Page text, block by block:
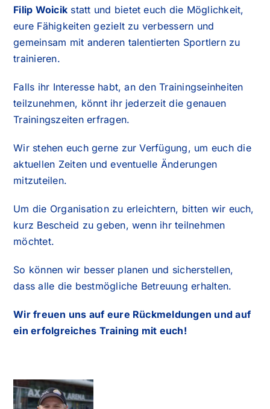
Filip Woicik statt und bietet euch die Möglichkeit,
eure Fähigkeiten gezielt zu verbessern und
gemeinsam mit anderen talentierten Sportlern zu
trainieren.
Falls ihr Interesse habt, an den Trainingseinheiten
teilzunehmen, könnt ihr jederzeit die genauen
Trainingszeiten erfragen.
Wir stehen euch gerne zur Verfügung, um euch die
aktuellen Zeiten und eventuelle Änderungen
mitzuteilen.
Um die Organisation zu erleichtern, bitten wir euch,
kurz Bescheid zu geben, wenn ihr teilnehmen
möchtet.
So können wir besser planen und sicherstellen,
dass alle die bestmögliche Betreuung erhalten.
Wir freuen uns auf eure Rückmeldungen und auf
ein erfolgreiches Training mit euch!